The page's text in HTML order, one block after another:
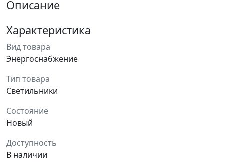
Описание
Характеристика
Вид товара
Энергоснабжение
Тип товара
Светильники
Состояние
Новый
Доступность
В наличии